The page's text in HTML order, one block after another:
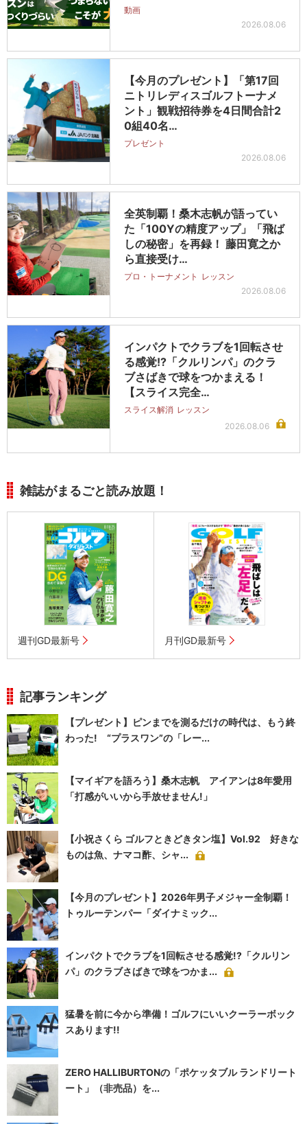
動画
2026.08.06
【今月のプレゼント】「第17回
ニトリレディスゴルフトーナメ
ント」観戦招待券を4日間合計2
0組40名…
プレゼント
2026.08.06
全英制覇！桑木志帆が語ってい
た「100Yの精度アップ」「飛ば
しの秘密」を再録！ 藤田寛之か
ら直接受け…
プロ・トーナメント レッスン
2026.08.06
インパクトでクラブを1回転させ
る感覚!?「クルリンパ」のクラ
ブさばきで球をつかまえる！
【スライス完全…
スライス解消 レッスン
2026.08.06
雑誌がまるごと読み放題！
週刊GD最新号 月刊GD最新号
記事ランキング
【プレゼント】ピンまでを測るだけの時代は、もう終
わった! “プラスワン”の「レー...
【マイギアを語ろう】桑木志帆 アイアンは8年愛用
「打感がいいから手放せません!」
【小祝さくら ゴルフときどきタン塩】Vol.92 好きな
ものは魚、ナマコ酢、シャ...
【今月のプレゼント】2026年男子メジャー全制覇！
トゥルーテンパー「ダイナミック...
インパクトでクラブを1回転させる感覚!?「クルリン
パ」のクラブさばきで球をつかま...
猛暑を前に今から準備！ゴルフにいいクーラーボック
スあります!!
ZERO HALLIBURTONの「ポケッタブル ランドリート
ート」（非売品）を...